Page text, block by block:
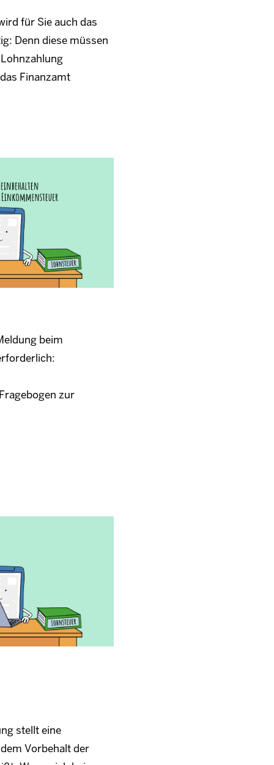
für Sie auch das
Denn diese müssen
Finanzamt
beim
zur
stellt eine
Vorbehalt der